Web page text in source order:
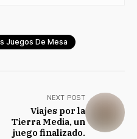
Juegos De Mesa
NEXT POST
Viajes por la
Tierra Media, un
juego finalizado.